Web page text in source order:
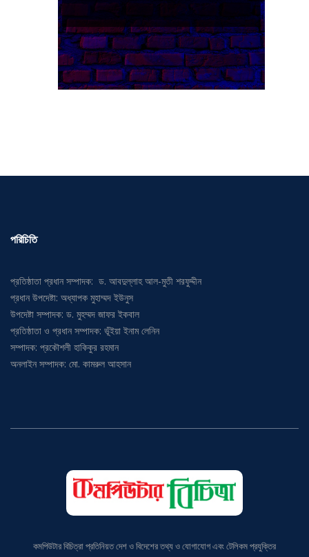
পরিচিতি
প্রতিষ্ঠাতা প্রধান সম্পাদক: ড. আবদুল্লাহ আল-মুতী শরফুদ্দীন
প্রধান উপদেষ্টা: অধ্যাপক মুহাম্মদ ইউনুস
উপদেষ্টা সম্পাদক: ড. মুহম্মদ জাফর ইকবাল
প্রতিষ্ঠাতা ও প্রধান সম্পাদক: ভূঁইয়া ইনাম লেনিন
সম্পাদক: প্রকৌশলী হাকিকুর রহমান
অনলাইন সম্পাদক: মো. কামরুল আহসান
কমপিউটার বিচিত্রা প্রতিনিয়ত দেশ ও বিদেশের তথ্য ও যোগাযোগ এবং টেলিকম প্রযুক্তির